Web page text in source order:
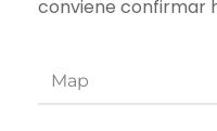
Map
conviene confirmar